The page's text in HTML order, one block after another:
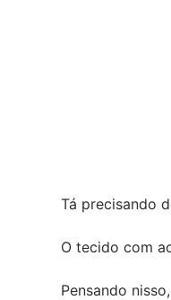
Tá precisando
O tecido com
Pensando